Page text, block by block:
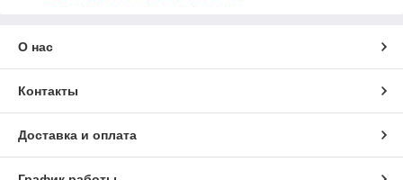
О нас
Контакты
Доставка и оплата